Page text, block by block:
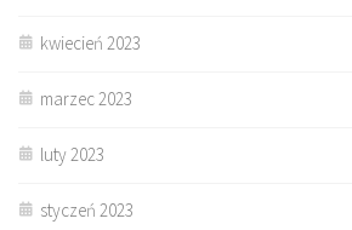
kwiecień 2023
marzec 2023
luty 2023
styczeń 2023